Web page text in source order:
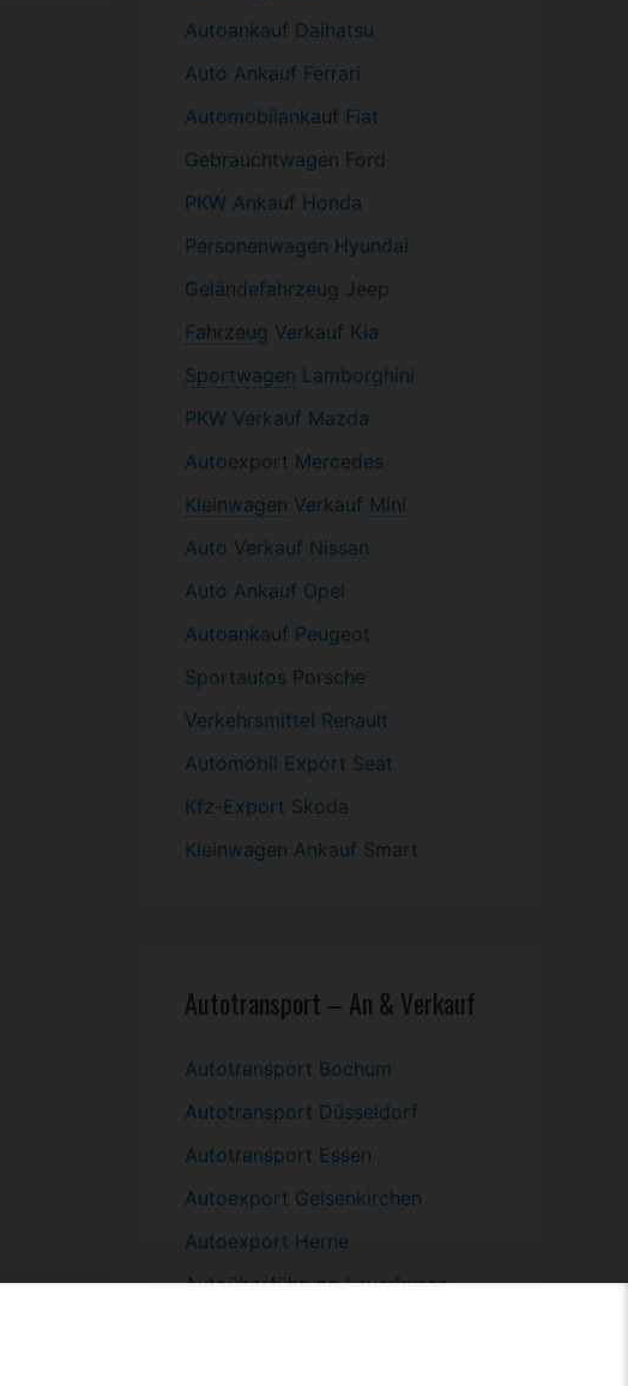
Autoankauf Daihatsu
Auto Ankauf Ferrari
Automobilankauf Fiat
Gebrauchtwagen Ford
PKW Ankauf Honda
Personenwagen Hyundai
Geländefahrzeug Jeep
Fahrzeug Verkauf Kia
Sportwagen Lamborghini
PKW Verkauf Mazda
Autoexport Mercedes
Kleinwagen Verkauf Mini
Auto Verkauf Nissan
Auto Ankauf Opel
Autoankauf Peugeot
Sportautos Porsche
Verkehrsmittel Renault
Automobil Export Seat
Kfz-Export Skoda
Kleinwagen Ankauf Smart
Autotransport – An & Verkauf
Autotransport Bochum
Autotransport Düsseldorf
Autotransport Essen
Autoexport Gelsenkirchen
Autoexport Herne
Autoüberführung Leverkusen